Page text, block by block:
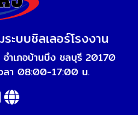
บบชิลเลอร์โรงงาน
ำเภอบ้านบึง ชลบุรี 20170
ลา 08:00-17:00 น.